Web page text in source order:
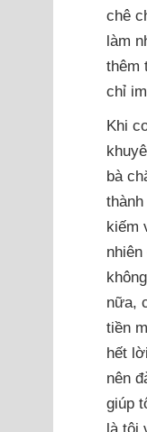
chê
làm
thêm
chỉ
Khi
bà
kiếm
nữa,
tiền
hết
nên
giúp
là tôi